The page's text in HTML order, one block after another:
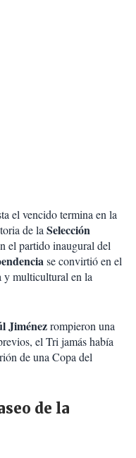
el vencido termina en la
de laSelección
el partido inaugural del
se convirtió en el
y multicultural en la
Jiménezrompieron una
el Tri jamás había
de una Copa del
de la